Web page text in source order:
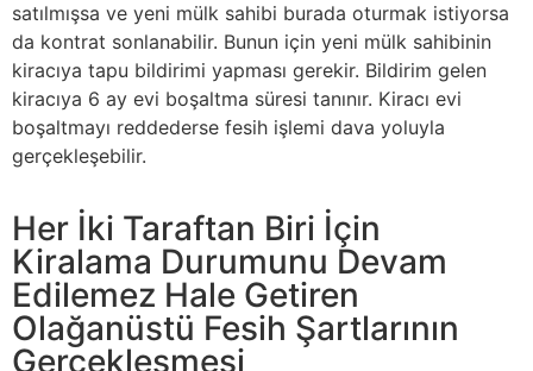
satılmışsa ve yeni mülk sahibi burada oturmak istiyorsa
da kontrat sonlanabilir. Bunun için yeni mülk sahibinin
kiracıya tapu bildirimi yapması gerekir. Bildirim gelen
kiracıya 6 ay evi boşaltma süresi tanınır. Kiracı evi
boşaltmayı reddederse fesih işlemi dava yoluyla
gerçekleşebilir.
Her İki Taraftan Biri İçin
Kiralama Durumunu Devam
Edilemez Hale Getiren
Olağanüstü Fesih Şartlarının
Gerçekleşmesi